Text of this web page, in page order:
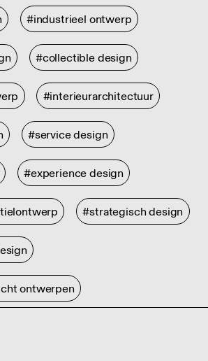
#industrieel ontwerp
#collectible design
#interieurarchitectuur
#service design
#experience design
#strategisch design
ontwerpen